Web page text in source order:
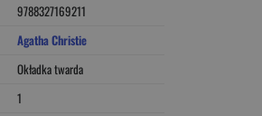
9788327169211
Agatha Christie
Okładka twarda
1